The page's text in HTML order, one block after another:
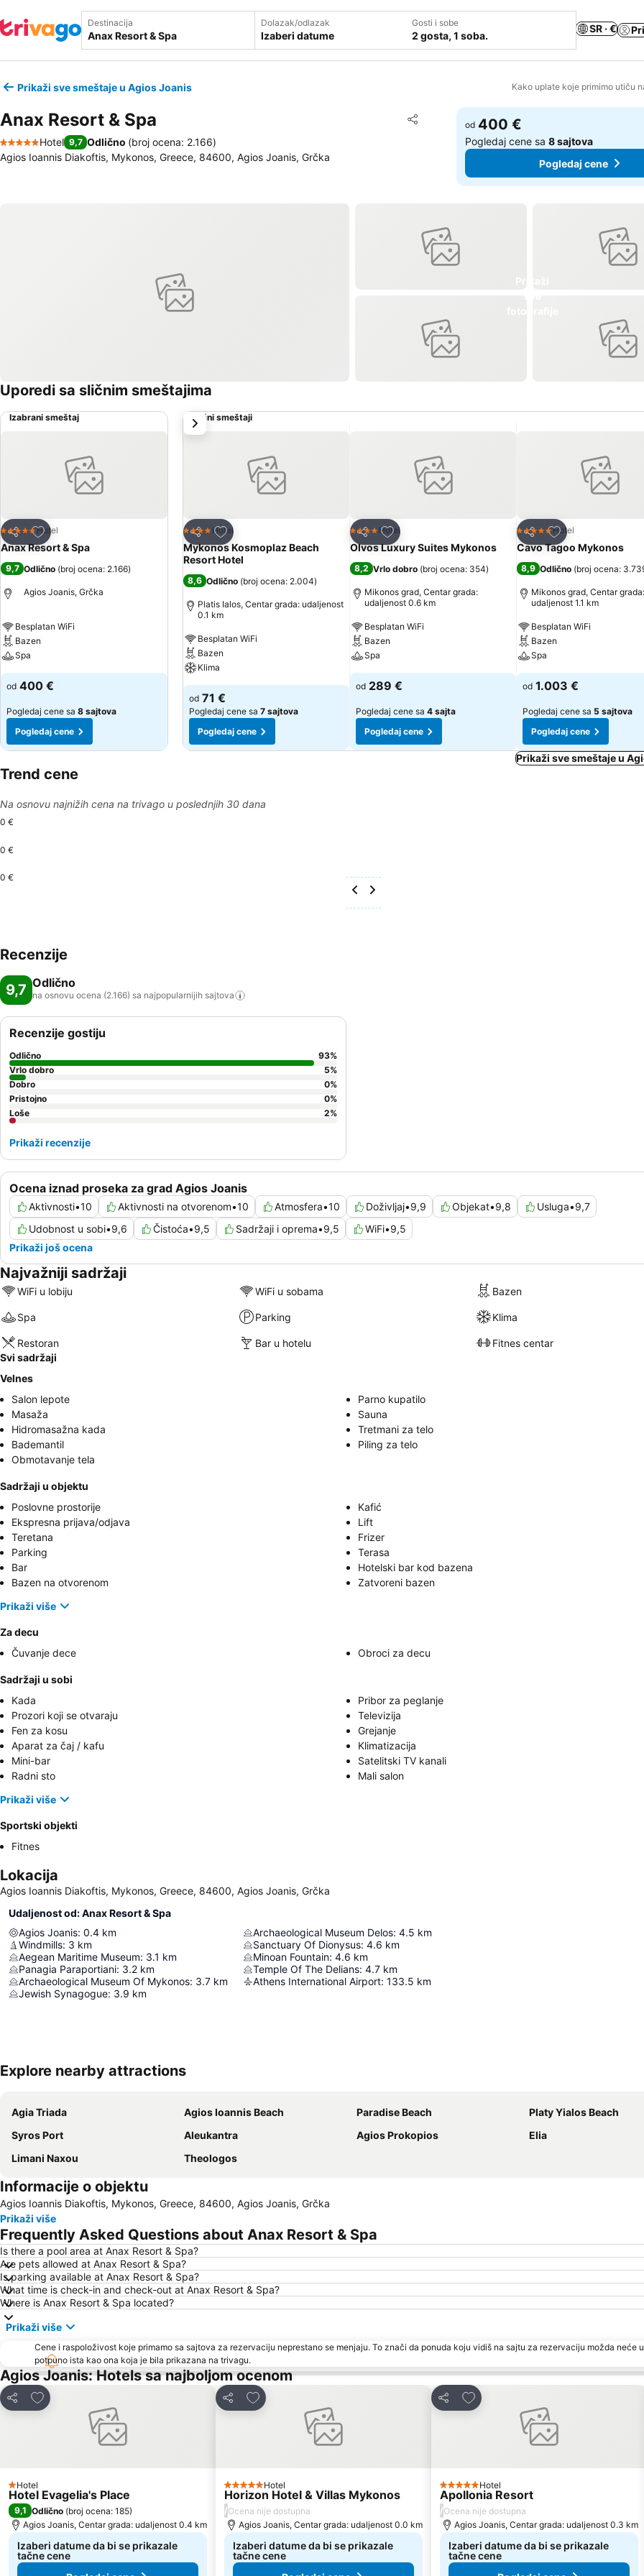
Destinacija Dolazak/odlazak
Izaberi datume
Gosti i sobe
2 gosta, 1 soba.
SR · €
Prikaži sve smeštaje u Agios Joanis Kako uplate koje primimo utiču
Anax Resort & Spa Deli
Dodati u favorite
5 Zvezdice
Hotel 9,7 Odlično (broj ocena: 2.166)
Agios Ioannis Diakoftis, Mykonos, Greece, 84600, Agios Joanis, Grčka
od 400 €
Pogledaj cene sa8 sajtova
Pogledaj cene
Uporedi sa sličnim smeštajima
Izabrani smeštaj
Deli
Dodati u favorite
5 ZvezdiceHotel
Anax Resort & Spa
9,7 Odlično (broj ocena: 2.166)
Agios Joanis, Grčka
Besplatan WiFi
Bazen
Spa
od 400 €
Pogledaj cene sa 8 sajtova
Pogledaj cene
Slični smeštaji
Deli
Dodati u favorite
4 Zvezdice
Hotel
Mykonos Kosmoplaz Beach
Resort Hotel
8,6 Odlično (broj ocena: 2.004)
Platis Ialos, Centar grada: udaljenost
0.1 km
Besplatan WiFi
Bazen
Klima
od 71 €
Pogledaj cene sa 7 sajtova
Pogledaj cene
Deli
Dodati u favorite
4 Zvezdice
Hotel
Olvos Luxury Suites Mykonos
8,2 Vrlo dobro (broj ocena: 354)
Mikonos grad, Centar grada:
udaljenost 0.6 km
Besplatan WiFi
Bazen
Spa
od 289 €
Pogledaj cene sa 4 sajta
Pogledaj cene
Deli
Dodati u favorite
5 ZvezdiceHotel
Cavo Tagoo Mykonos
8,9 Odlično (broj ocena:
Mikonos grad, Centar grada:
udaljenost 1.1 km
Besplatan WiFi
Bazen
Spa
od 1.003 €
Pogledaj cene sa 5 sajtova
Pogledaj cene
sledeće
Prikaži sve smeštaje u
Trend cene
Na osnovu najnižih cena na trivago u poslednjih 30 dana
0 €
0 €
0 €
Recenzije
9,7 Odlično
na osnovu ocena (2.166) sa najpopularnijih sajtova
Ocena iznad proseka za grad Agios Joanis
Aktivnosti•10 Aktivnosti na otvorenom•10 Atmosfera•10 Doživljaj•9,9 Objekat•9,8 Usluga•9,7
Udobnost u sobi•9,6 Čistoća•9,5 Sadržaji i oprema•9,5 WiFi•9,5
Prikaži još ocena
Recenzije gostiju
Odlično 93%
Vrlo dobro
5%
Dobro
0%
Pristojno
0%
Loše
2%
Prikaži recenzije
Najvažniji sadržaji
WiFi u lobiju WiFi u sobama Bazen
Spa Parking Klima
Restoran Bar u hotelu
Fitnes centar
Svi sadržaji
Velnes
Salon lepote
Parno kupatilo
Masaža
Sauna
Hidromasažna kada
Tretmani za telo
Bademantil
Piling za telo
Obmotavanje tela
Sadržaji u objektu
Poslovne prostorije
Kafić
Ekspresna prijava/odjava
Lift
Teretana
Frizer
Parking
Terasa
Bar
Hotelski bar kod bazena
Bazen na otvorenom
Zatvoreni bazen
Prikaži više
Za decu
Čuvanje dece
Obroci za decu
Sadržaji u sobi
Kada
Pribor za peglanje
Prozori koji se otvaraju
Televizija
Fen za kosu
Grejanje
Aparat za čaj / kafu
Klimatizacija
Mini-bar
Satelitski TV kanali
Radni sto
Mali salon
Prikaži više
Sportski objekti
Fitnes
Lokacija
Agios Ioannis Diakoftis, Mykonos, Greece, 84600, Agios Joanis, Grčka
Udaljenost od: Anax Resort & Spa
Agios Joanis: 0.4 km
Windmills: 3 km
Aegean Maritime Museum: 3.1 km
Panagia Paraportiani: 3.2 km
Archaeological Museum Of Mykonos: 3.7 km
Jewish Synagogue: 3.9 km
Archaeological Museum Delos: 4.5 km
Sanctuary Of Dionysus: 4.6 km
Minoan Fountain: 4.6 km
Temple Of The Delians: 4.7 km
Athens International Airport: 133.5 km
Explore nearby attractions
Agia Triada Agios Ioannis Beach Paradise Beach
Platy Yialos Beach
Syros Port
Aleukantra Agios Prokopios
Elia
Limani Naxou
Theologos
Informacije o objektu
Agios Ioannis Diakoftis, Mykonos, Greece, 84600, Agios Joanis, Grčka
Prikaži više
Frequently Asked Questions about Anax Resort & Spa
Is there a pool area at Anax Resort & Spa?
Are pets allowed at Anax Resort & Spa?
Is parking available at Anax Resort & Spa?
What time is check-in and check-out at Anax Resort & Spa?
Where is Anax Resort & Spa located?
Prikaži više
Cene i raspoloživost koje primamo sa sajtova za rezervaciju neprestano se menjaju. To znači da ponuda koju vidiš na sajtu za rezervaciju možda neće
potpuno ista kao ona koja je bila prikazana na trivagu.
Agios Joanis: Hotels sa najboljom ocenom
Deli
Dodati u favorite
1 Zvezdice
Hotel
Hotel Evagelia's Place
9,1 Odlično (broj ocena: 185)
Agios Joanis, Centar grada: udaljenost 0.4 km
Izaberi datume da bi se prikazale
tačne cene
Deli
Dodati u favorite
5 Zvezdice
Hotel
Horizon Hotel & Villas Mykonos
/Ocena nije dostupna
Agios Joanis, Centar grada: udaljenost 0.0 km
Izaberi datume da bi se prikazale
tačne cene
Deli
Dodati u favorite
5 Zvezdice
Hotel
Apollonia Resort
/Ocena nije dostupna
Agios Joanis, Centar grada: udaljenost 0.3 km
Izaberi datume da bi se prikazale
tačne cene